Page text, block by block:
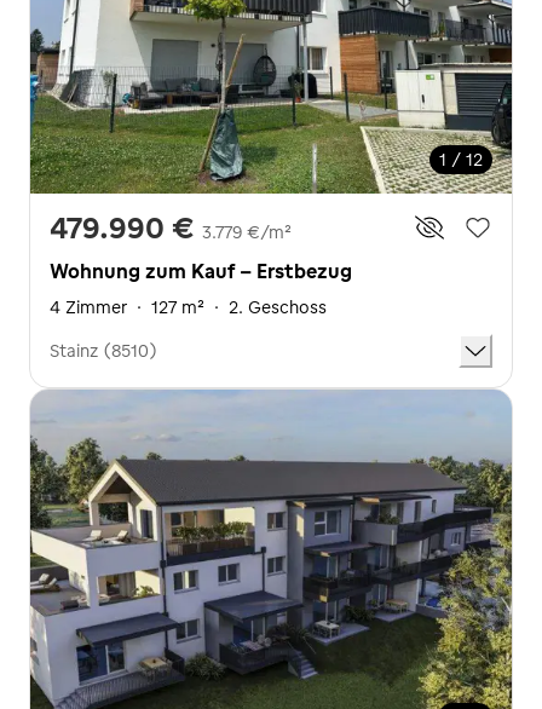
1 / 12
479.990 € 3.779 €/m²
Wohnung zum Kauf - Erstbezug
4 Zimmer · 127 m² · 2. Geschoss
Stainz (8510)